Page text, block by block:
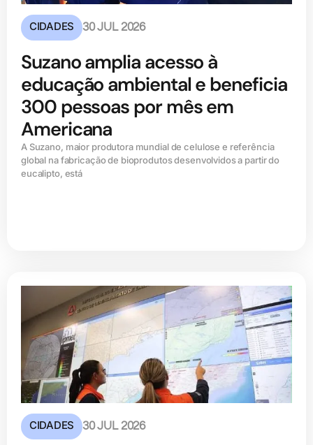
CIDADES 30 JUL 2026
Suzano amplia acesso à
educação ambiental e beneficia
300 pessoas por mês em
Americana
A Suzano, maior produtora mundial de celulose e referência
global na fabricação de bioprodutos desenvolvidos a partir do
eucalipto, está
CIDADES 30 JUL 2026